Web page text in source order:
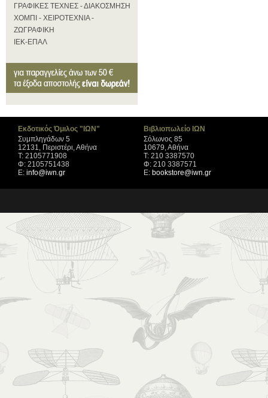
ΓΡΑΦΙΚΕΣ ΤΕΧΝΕΣ - ΔΙΑΚΟΣΜΗΣΗ
ΧΟΜΠΙ - ΧΕΙΡΟΤΕΧΝΙΑ -
ΖΩΓΡΑΦΙΚΗ
ΙΕΚ-ΕΠΑΛ
Εκδοτικός Όμιλος "ΙΩΝ"
Συμπληγάδων 5
12131, Περιστέρι, Αθήνα
Τ: 2105771908
Φ: 2105751438
Ε: info@iwn.gr
Βιβλιοπωλείο ΙΩΝ
Σόλωνος 85
10679, Αθήνα
Τ: 210 3387570
Φ: 210 3387571
Ε: bookstore@iwn.gr